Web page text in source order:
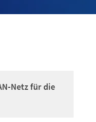
Netz für die